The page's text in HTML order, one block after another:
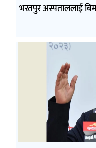
भरतपुर अस्पताललाई